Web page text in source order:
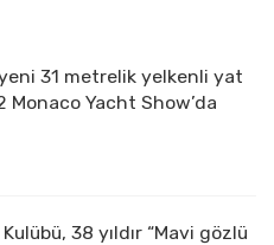
yeni 31 metrelik yelkenli yat
Monaco Yacht Show’da
38 yıldır “Mavi gözlü